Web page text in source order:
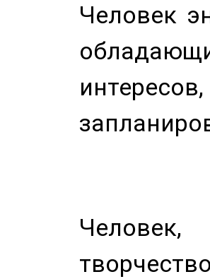
Человек